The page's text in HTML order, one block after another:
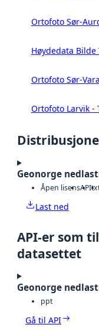
Ortofoto Sør-
Høydedata Bilde
Ortofoto Sør-
Ortofoto Larvik -
Geonorge
Åpen lisensAPI
Last ned
API-er som
datasettet
Geonorge
ppt
Gå til API